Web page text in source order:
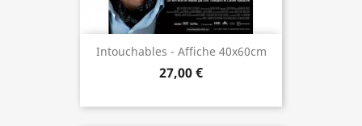
Intouchables - Affiche 40x60cm
27,00 €